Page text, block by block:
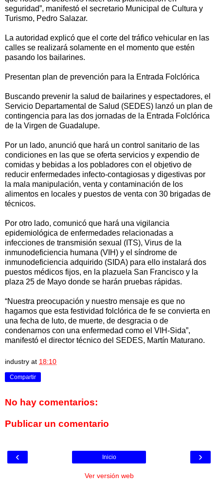
seguridad”, manifestó el secretario Municipal de Cultura y
Turismo, Pedro Salazar.
La autoridad explicó que el corte del tráfico vehicular en las
calles se realizará solamente en el momento que estén
pasando los bailarines.
Presentan plan de prevención para la Entrada Folclórica
Buscando prevenir la salud de bailarines y espectadores, el
Servicio Departamental de Salud (SEDES) lanzó un plan de
contingencia para las dos jornadas de la Entrada Folclórica
de la Virgen de Guadalupe.
Por un lado, anunció que hará un control sanitario de las
condiciones en las que se oferta servicios y expendio de
comidas y bebidas a los pobladores con el objetivo de
reducir enfermedades infecto-contagiosas y digestivas por
la mala manipulación, venta y contaminación de los
alimentos en locales y puestos de venta con 30 brigadas de
técnicos.
Por otro lado, comunicó que hará una vigilancia
epidemiológica de enfermedades relacionadas a
infecciones de transmisión sexual (ITS), Virus de la
inmunodeficiencia humana (VIH) y el síndrome de
inmunodeficiencia adquirido (SIDA) para ello instalará dos
puestos médicos fijos, en la plazuela San Francisco y la
plaza 25 de Mayo donde se harán pruebas rápidas.
“Nuestra preocupación y nuestro mensaje es que no
hagamos que esta festividad folclórica de fe se convierta en
una fecha de luto, de muerte, de desgracia o de
condenarnos con una enfermedad como el VIH-Sida”,
manifestó el director técnico del SEDES, Martín Maturano.
industry at 18:10
Compartir
No hay comentarios:
Publicar un comentario
‹ ›
Inicio
Ver versión web